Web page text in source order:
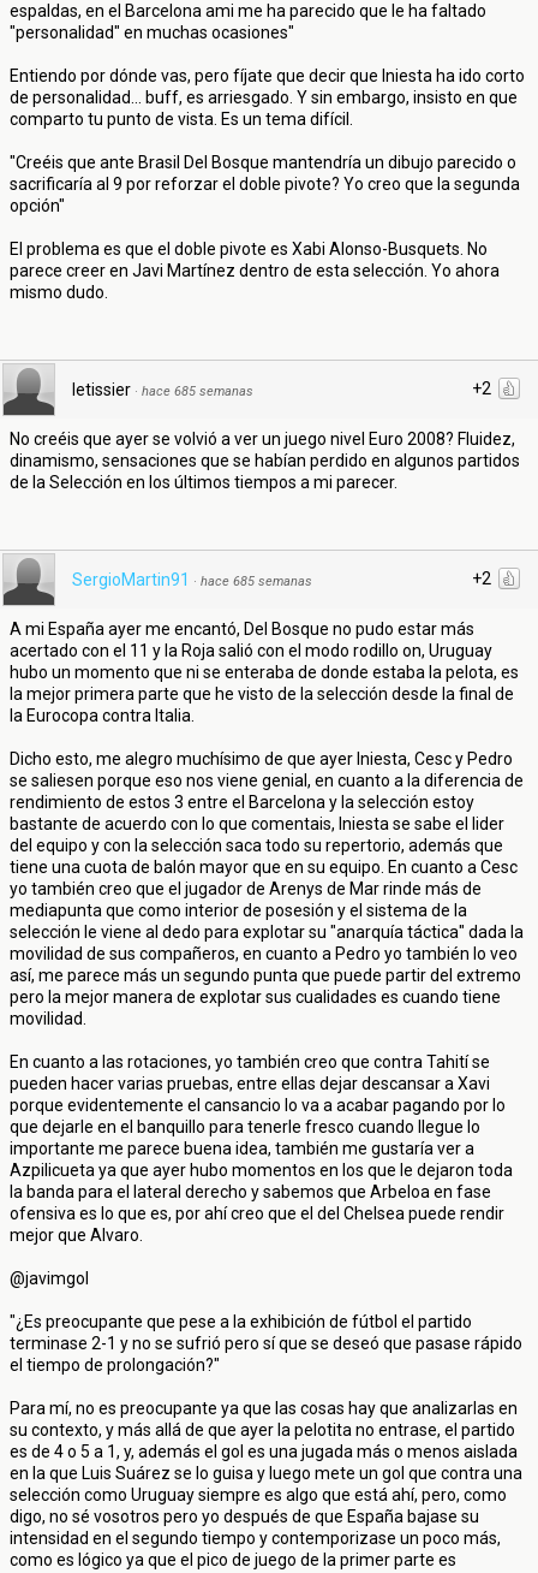
espaldas, en el Barcelona ami me ha parecido que le ha faltado
"personalidad" en muchas ocasiones"
Entiendo por dónde vas, pero fíjate que decir que Iniesta ha ido corto
de personalidad... buff, es arriesgado. Y sin embargo, insisto en que
comparto tu punto de vista. Es un tema difícil.
"Creéis que ante Brasil Del Bosque mantendría un dibujo parecido o
sacrificaría al 9 por reforzar el doble pivote? Yo creo que la segunda
opción"
El problema es que el doble pivote es Xabi Alonso-Busquets. No
parece creer en Javi Martínez dentro de esta selección. Yo ahora
mismo dudo.
+2
letissier · hace 685 semanas
No creéis que ayer se volvió a ver un juego nivel Euro 2008? Fluidez,
dinamismo, sensaciones que se habían perdido en algunos partidos
de la Selección en los últimos tiempos a mi parecer.
+2
SergioMartin91 · hace 685 semanas
A mi España ayer me encantó, Del Bosque no pudo estar más
acertado con el 11 y la Roja salió con el modo rodillo on, Uruguay
hubo un momento que ni se enteraba de donde estaba la pelota, es
la mejor primera parte que he visto de la selección desde la final de
la Eurocopa contra Italia.
Dicho esto, me alegro muchísimo de que ayer Iniesta, Cesc y Pedro
se saliesen porque eso nos viene genial, en cuanto a la diferencia de
rendimiento de estos 3 entre el Barcelona y la selección estoy
bastante de acuerdo con lo que comentais, Iniesta se sabe el lider
del equipo y con la selección saca todo su repertorio, además que
tiene una cuota de balón mayor que en su equipo. En cuanto a Cesc
yo también creo que el jugador de Arenys de Mar rinde más de
mediapunta que como interior de posesión y el sistema de la
selección le viene al dedo para explotar su "anarquía táctica" dada la
movilidad de sus compañeros, en cuanto a Pedro yo también lo veo
así, me parece más un segundo punta que puede partir del extremo
pero la mejor manera de explotar sus cualidades es cuando tiene
movilidad.
En cuanto a las rotaciones, yo también creo que contra Tahití se
pueden hacer varias pruebas, entre ellas dejar descansar a Xavi
porque evidentemente el cansancio lo va a acabar pagando por lo
que dejarle en el banquillo para tenerle fresco cuando llegue lo
importante me parece buena idea, también me gustaría ver a
Azpilicueta ya que ayer hubo momentos en los que le dejaron toda
la banda para el lateral derecho y sabemos que Arbeloa en fase
ofensiva es lo que es, por ahí creo que el del Chelsea puede rendir
mejor que Alvaro.
@javimgol
"¿Es preocupante que pese a la exhibición de fútbol el partido
terminase 2-1 y no se sufrió pero sí que se deseó que pasase rápido
el tiempo de prolongación?"
Para mí, no es preocupante ya que las cosas hay que analizarlas en
su contexto, y más allá de que ayer la pelotita no entrase, el partido
es de 4 o 5 a 1, y, además el gol es una jugada más o menos aislada
en la que Luis Suárez se lo guisa y luego mete un gol que contra una
selección como Uruguay siempre es algo que está ahí, pero, como
digo, no sé vosotros pero yo después de que España bajase su
intensidad en el segundo tiempo y contemporizase un poco más,
como es lógico ya que el pico de juego de la primer parte es